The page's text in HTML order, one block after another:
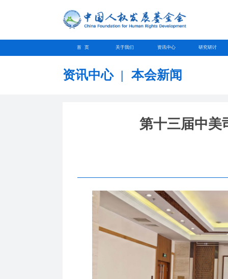
首 页 关于我们 资讯中心 研究研讨
资讯中心 | 本会新闻
第十三届中美